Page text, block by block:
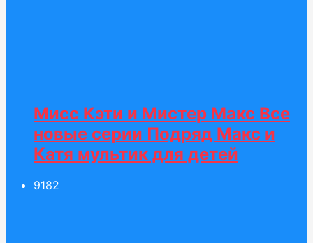
Мисс Кэти и Мистер Макс Все
новые серии Подряд Макс и
Катя мультик для детей
9182